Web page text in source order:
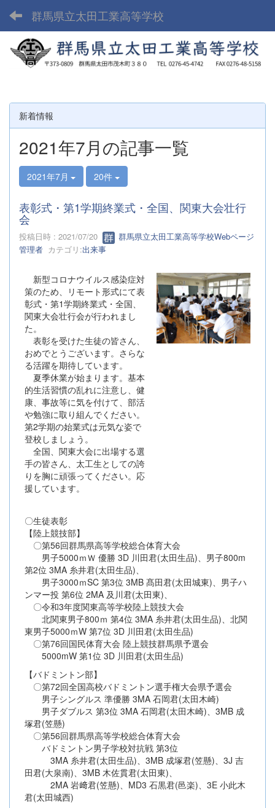
群馬県立太田工業高等学校
新着情報
2021年7月の記事一覧
2021年7月 20件
表彰式・第1学期終業式・全国、関東大会壮行
会
投稿日時 : 2021/07/20
群馬県立太田工業高等学校Webページ
管理者 カテゴリ:出来事
新型コロナウイルス感染症対
策のため、リモート形式にて表
彰式・第1学期終業式・全国、
関東大会壮行会が行われまし
た。
表彰を受けた生徒の皆さん、
おめでとうございます。さらな
る活躍を期待しています。
夏季休業が始まります。基本
的生活習慣の乱れに注意し、健
康、事故等に気を付けて、部活
や勉強に取り組んでください。
第2学期の始業式は元気な姿で
登校しましょう。
全国、関東大会に出場する選
手の皆さん、太工生としての誇
りを胸に頑張ってください。応
援しています。
〇生徒表彰
【陸上競技部】
〇第56回群馬県高等学校総合体育大会
男子5000ｍＷ 優勝 3D 川田君(太田生品)、男子800m
第2位 3MA 糸井君(太田生品)、
男子3000ｍSC 第3位 3MB 髙田君(太田城東)、男子ハ
ンマー投 第6位 2MA 及川君(太田東)、
〇令和3年度関東高等学校陸上競技大会
北関東男子800ｍ 第4位 3MA 糸井君(太田生品)、北関
東男子5000ｍW 第7位 3D 川田君(太田生品)
〇第76回国民体育大会 陸上競技群馬県予選会
5000mW 第1位 3D 川田君(太田生品)
【バドミントン部】
〇第72回全国高校バドミントン選手権大会県予選会
男子シングルス 準優勝 3MA 石岡君(太田木崎)
男子ダブルス 第3位 3MA 石岡君(太田木崎)、3MB 成
塚君(笠懸)
〇第56回群馬県高等学校総合体育大会
バドミントン男子学校対抗戦 第3位
3MA 糸井君(太田生品)、3MB 成塚君(笠懸)、3J 吉
田君(大泉南)、3MB 木佐貫君(太田東)、
2MA 岩﨑君(笠懸)、MD3 石黒君(邑楽)、3E 小此木
君(太田城西)